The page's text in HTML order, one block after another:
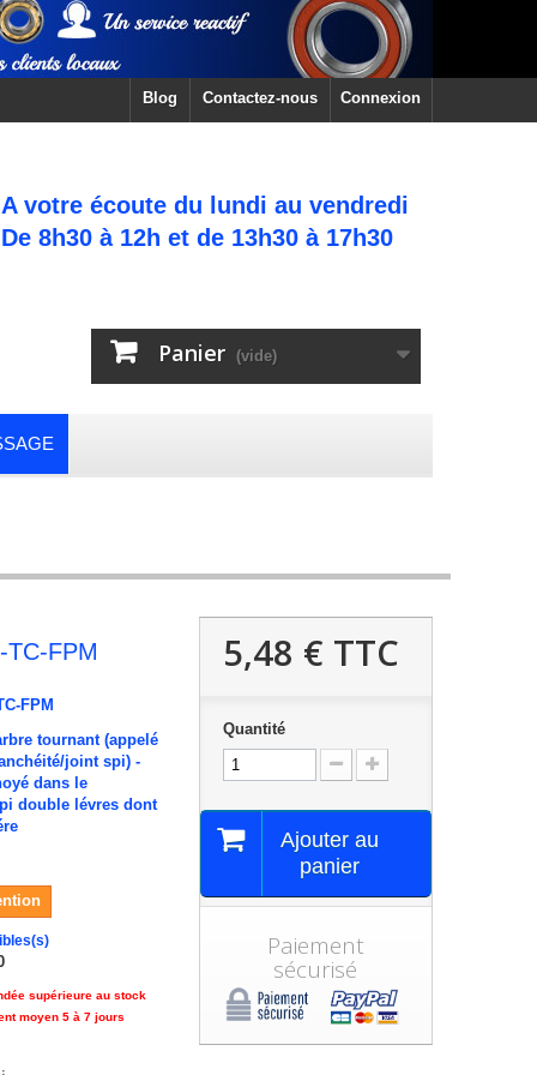
Connexion
Contactez-nous
Blog
A votre écoute du lundi au vendredi
De 8h30 à 12h et de 13h30 à 17h30
Panier (vide)
TC-FPM
FPM
tournant (appelé
joint spi) -
dans le
double lévres dont
supérieure au stock
moyen 5 à 7 jours
5,48 € TTC
Quantité
Ajouter au
panier
Paiement
sécurisé